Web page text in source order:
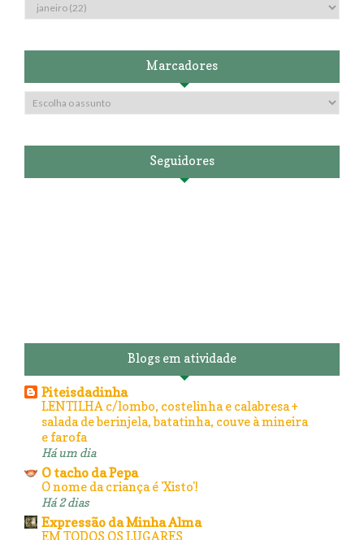
Marcadores
Seguidores
Blogs em atividade
Piteisdadinha
LENTILHA c/lombo, costelinha e calabresa +
salada de berinjela, batatinha, couve à mineira
e farofa
Há um dia
O tacho da Pepa
O nome da criança é 'Xisto'!
Há 2 dias
Expressão da Minha Alma
EM TODOS OS LUGARES